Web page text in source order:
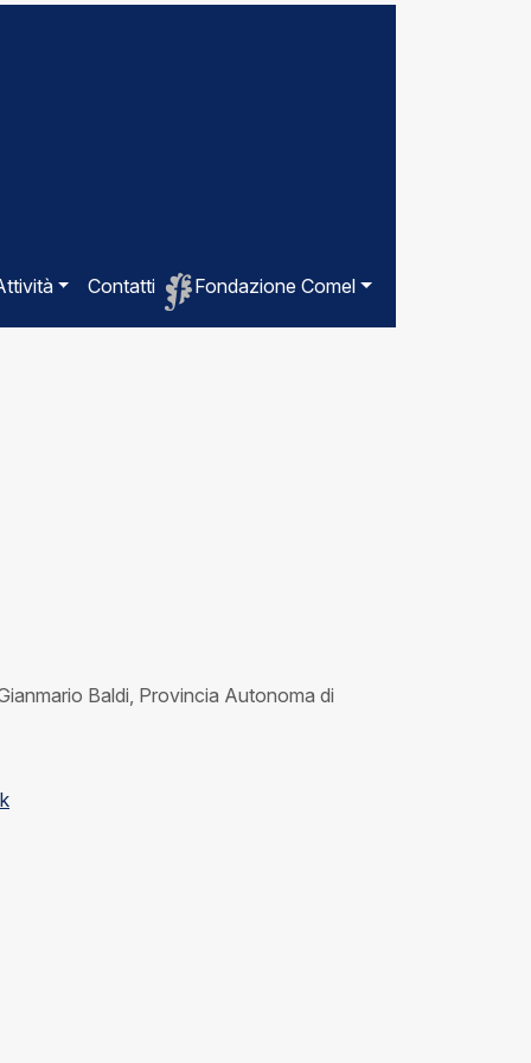
Contatti Fondazione Comel
Baldi, Provincia Autonoma di